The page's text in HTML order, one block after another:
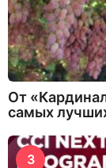
От
самых
3